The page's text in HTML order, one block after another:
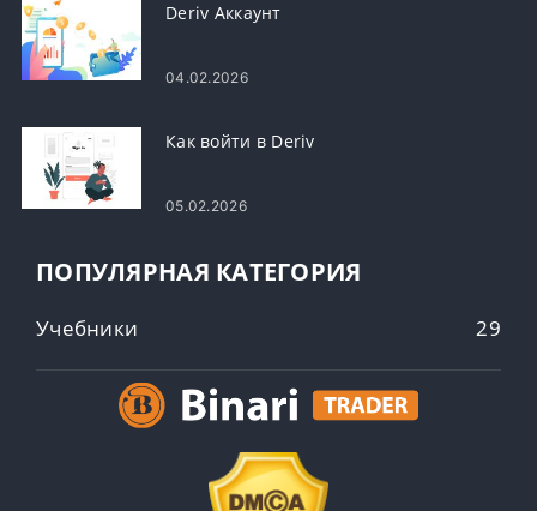
Deriv Аккаунт
04.02.2026
Как войти в Deriv
05.02.2026
ПОПУЛЯРНАЯ КАТЕГОРИЯ
Учебники 29